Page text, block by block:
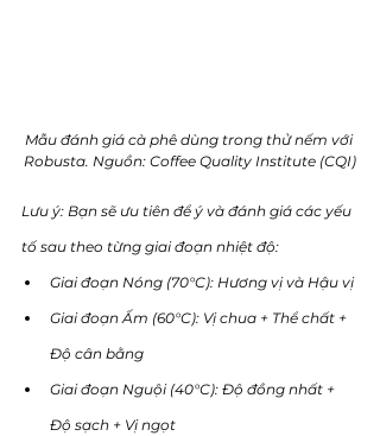
Mẫu đánh giá cà phê dùng trong thử nếm với
Robusta. Nguồn: Coffee Quality Institute (CQI)
Lưu ý: Bạn sẽ ưu tiên để ý và đánh giá các yếu
tố sau theo từng giai đoạn nhiệt độ:
Giai đoạn Nóng (70°C): Hương vị và Hậu vị
Giai đoạn Ấm (60°C): Vị chua + Thể chất +
Độ cân bằng
Giai đoạn Nguội (40°C): Độ đồng nhất +
Độ sạch + Vị ngọt